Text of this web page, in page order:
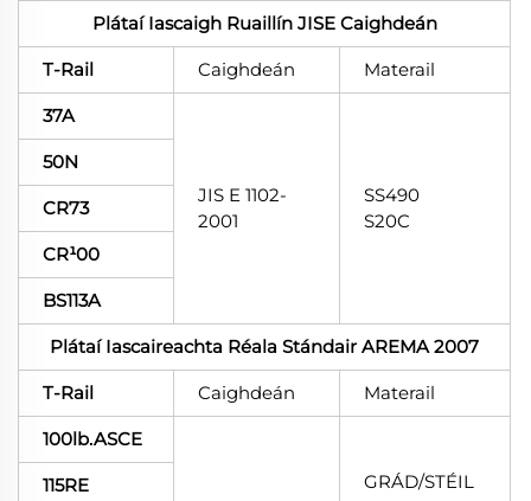
Plátaí Iascaigh Ruaillín JISE Caighdeán
T-Rail Caighdeán Materail
37A
JIS E 1102-
2001
SS490
S20C
50N
CR73
CR¹00
BS113A
Plátaí Iascaireachta Réala Stándair AREMA 2007
T-Rail Caighdeán Materail
100lb.ASCE
GRÁD/STÉIL
115RE